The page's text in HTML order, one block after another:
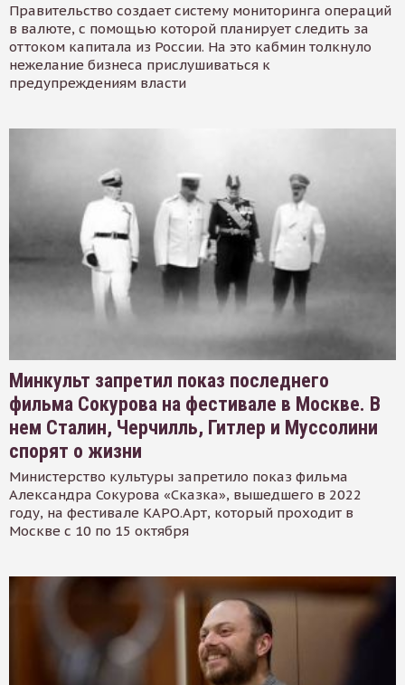
Правительство создает систему мониторинга операций
в валюте, с помощью которой планирует следить за
оттоком капитала из России. На это кабмин толкнуло
нежелание бизнеса прислушиваться к
предупреждениям власти
Минкульт запретил показ последнего
фильма Сокурова на фестивале в Москве. В
нем Сталин, Черчилль, Гитлер и Муссолини
спорят о жизни
Министерство культуры запретило показ фильма
Александра Сокурова «Сказка», вышедшего в 2022
году, на фестивале КАРО.Арт, который проходит в
Москве с 10 по 15 октября